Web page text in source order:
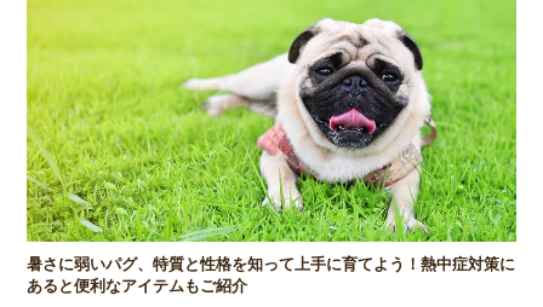
暑さに弱いパグ、特質と性格を知って上手に育てよう！熱中症対策に
あると便利なアイテムもご紹介